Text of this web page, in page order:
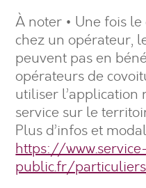
À noter • Une fois
chez un opérateur,
peuvent pas en
opérateurs de
utiliser l’application
service sur le
Plus d’infos et
https://
public.fr/